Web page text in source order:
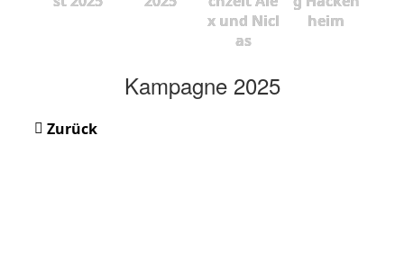
x und Nicl
as
heim
Kampagne 2025
Zurück